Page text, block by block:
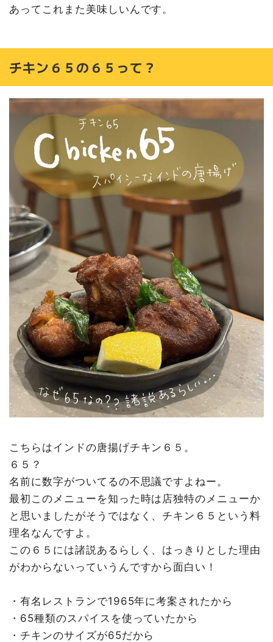
あってこれまた美味しいんです。
チキン６５の６５って？
こちらはインドの唐揚げチキン６５。
６５？
名前に数字がついてるの不思議ですよねー。
最初このメニューを知った時は店独特のメニューか
と思いましたがそうではなく、チキン６５という料
理名なんですよ。
この６５には諸説あるらしく、はっきりとした理由
がわからないっていうんですから面白い！
・有名レストランで1965年に考案されたから
・65種類のスパイスを使っていたから
・チキンのサイズが65だから